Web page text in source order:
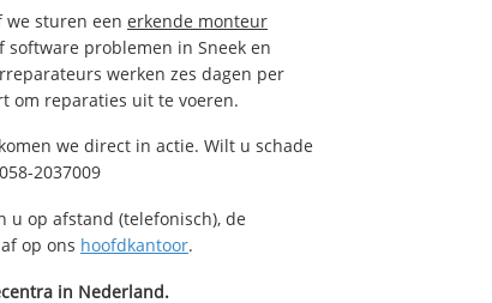
sturen een erkende monteur
problemen in Sneek en
werken zes dagen per
om reparaties uit te voeren.
we direct in actie. Wilt u schade
2037009
u op afstand (telefonisch), de
op ons hoofdkantoor.
in Nederland.